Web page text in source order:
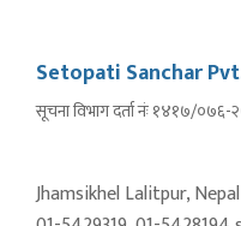
Setopati Sanchar
सूचना विभाग दर्ता नंः १४१७/
Jhamsikhel Lalitpur, Nepal